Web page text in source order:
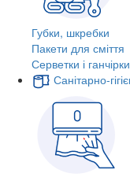
Губки, шкребки
Пакети для сміття
Серветки і
Санітарно-